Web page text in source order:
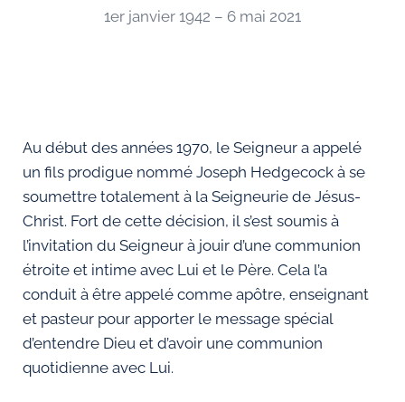
1er janvier 1942 – 6 mai 2021
Au début des années 1970, le Seigneur a appelé
un fils prodigue nommé Joseph Hedgecock à se
soumettre totalement à la Seigneurie de Jésus-
Christ. Fort de cette décision, il s’est soumis à
l’invitation du Seigneur à jouir d’une communion
étroite et intime avec Lui et le Père. Cela l’a
conduit à être appelé comme apôtre, enseignant
et pasteur pour apporter le message spécial
d’entendre Dieu et d’avoir une communion
quotidienne avec Lui.